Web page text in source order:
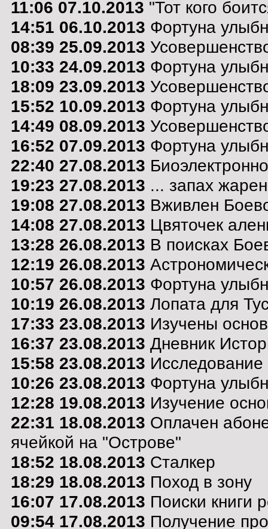
11:06 07.10.2013 "Тот кого
14:51 06.10.2013 Фортуна
08:39 25.09.2013
10:33 24.09.2013 Фортуна
18:09 23.09.2013
15:52 10.09.2013 Фортуна
14:49 08.09.2013
16:52 07.09.2013 Фортуна
22:40 27.08.2013
19:23 27.08.2013 ... запах
19:08 27.08.2013 Вживлен
14:08 27.08.2013 Цвяточек
13:28 26.08.2013 В поисках
12:19 26.08.2013
10:57 26.08.2013 Фортуна
10:19 26.08.2013 Лопата для
17:33 23.08.2013 Изучены
16:37 23.08.2013 Дневник
15:58 23.08.2013
10:26 23.08.2013 Фортуна
12:28 19.08.2013 Изучение
22:31 18.08.2013 Оплачен
ячейкой на "Острове"
18:52 18.08.2013 Сталкер
18:29 18.08.2013 Поход в зону
16:07 17.08.2013 Поиски книги
09:54 17.08.2013 Получение